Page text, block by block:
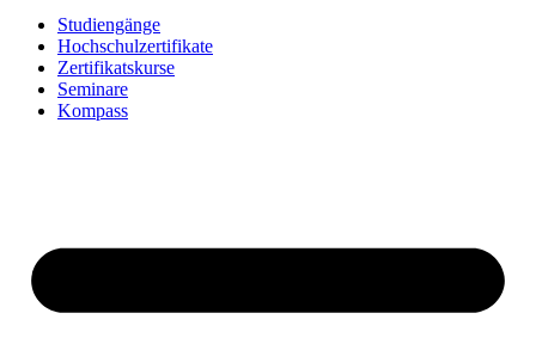
springenStudiengänge
Hochschulzertifikate
Zertifikatskurse
Seminare
Kompass